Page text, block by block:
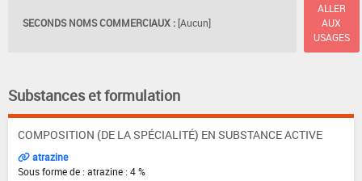
SECONDS NOMS COMMERCIAUX : [Aucun]
ALLER
AUX
USAGES
Substances et formulation
COMPOSITION (DE LA SPÉCIALITÉ) EN SUBSTANCE ACTIVE
atrazine
Sous forme de : atrazine : 4 %